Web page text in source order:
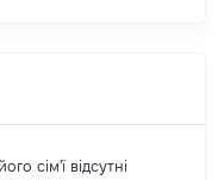
сім'ї відсутні